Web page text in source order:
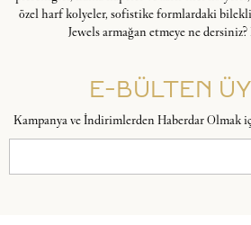
özel harf kolyeler, sofistike formlardaki
Jewels armağan etmeye ne
E-BÜLTEN
Kampanya ve İndirimlerden Haberdar Olmak